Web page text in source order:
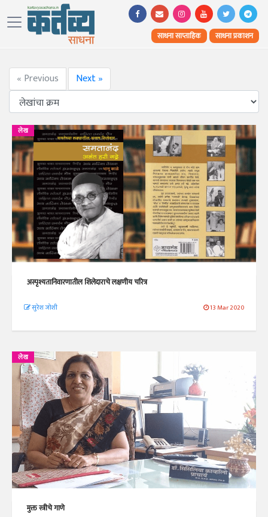
साधना साप्ताहिक साधना प्रकाशन
« Previous Next »
लेख
अस्पृश्यतानिवारणातील शिलेदाराचे लक्षणीय चरित्र
सुरेश जोशी 13 Mar 2020
लेख
मुक्त स्त्रीचे गाणे